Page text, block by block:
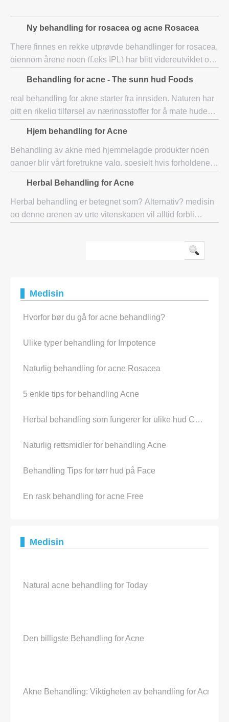
Ny behandling for rosacea og acne Rosacea
There finnes en rekke utprøvde behandlinger for rosacea,
gjennom årene noen (f.eks IPL) har blitt videreutviklet og
En spesialist klinikk
Behandling for acne - The sunn hud Foods
real behandling for akne starter fra innsiden. Naturen har
gitt en rikelig tilførsel av næringsstoffer for å mate huden
Det finnes et bredt utv
Hjem behandling for Acne
Behandling av akne med hjemmelagde produkter noen
ganger blir vårt foretrukne valg, spesielt hvis forholdene
Dessuten, hjemme eller kjøkken p
Herbal Behandling for Acne
Herbal behandling er betegnet som? Alternativ? medisin
og denne grenen av urte vitenskapen vil alltid forbli
Medisin
Hvorfor bør du gå for acne behandling?
Ulike typer behandling for Impotence
Naturlig behandling for acne Rosacea
5 enkle tips for behandling Acne
Herbal behandling som fungerer for ulike hud Conditions
Naturlig rettsmidler for behandling Acne
Behandling Tips for tørr hud på Face
En rask behandling for acne Free
Medisin
Natural acne behandling for Today
Den billigste Behandling for Acne
Akne Behandling: Viktigheten av behandling for Acne